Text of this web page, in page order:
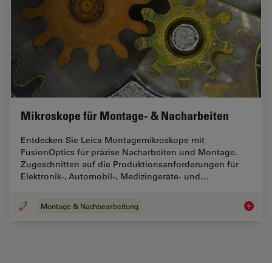
Mikroskope für Montage- & Nacharbeiten
Entdecken Sie Leica Montagemikroskope mit
FusionOptics für präzise Nacharbeiten und Montage.
Zugeschnitten auf die Produktionsanforderungen für
Elektronik-, Automobil-, Medizingeräte- und…
Montage & Nachbearbeitung